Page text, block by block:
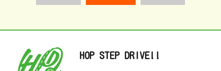
HOP STEP DRIVE!!